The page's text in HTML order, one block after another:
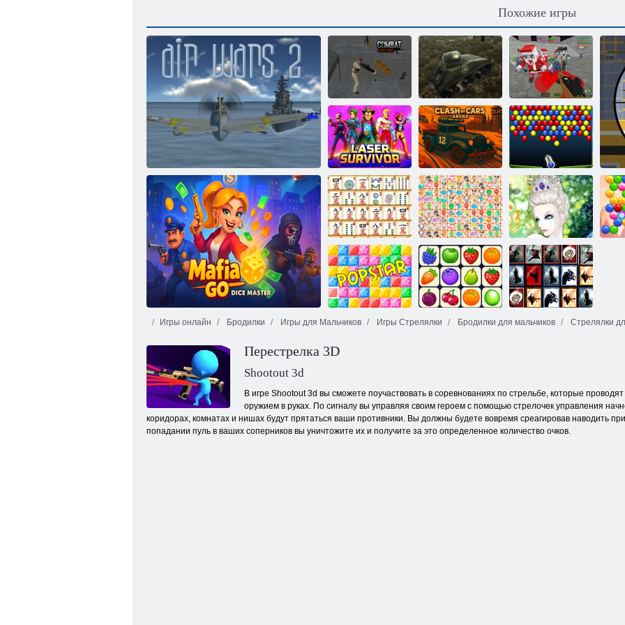
Похожие игры
Воздушные войны 2
Комбат онлайн
Симулятор
военного танка
Пиксельная
война:
Апокалипсис
зомби
Выживший с
лазером
Столкновение
машин: Арена
Мафия вперёд Мастер игры в кости
Энергичные
шарики
Маджонг линк
Сказочные
питомцы связь
Снежная
королева 2
Игры онлайн Бродилки Игры для Мальчиков Игры Стрелялки Бродилки для мальчиков Стрелялки
Перестрелка 3D
Shootout 3d
В игре Shootout 3d вы сможете поучаствовать в соревнованиях по стрельбе, которые
оружием в руках. По сигналу вы управляя своим героем с помощью стрелочек управления
коридорах, комнатах и нишах будут прятаться ваши противники. Вы должны будете вовремя среагировав наводить
попадании пуль в ваших соперников вы уничтожите их и получите за это определенное количество очков.